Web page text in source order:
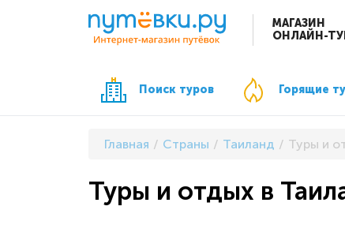
МАГАЗИН
ОНЛАЙН-
Поиск туров Горящие
Главная Страны Таиланд Туры и
Туры и отдых в